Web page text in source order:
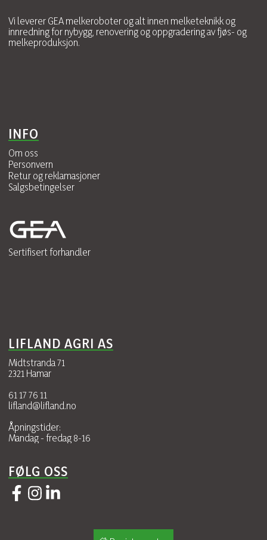
INFO
Om oss
Personvern
Retur og reklamasjoner
Salgsbetingelser
Sertifisert forhandler
LIFLAND AGRI AS
Midtstranda 71
2321 Hamar
61 17 76 11
lifland@lifland.no
Åpningstider:
Mandag - fredag 8-16
FØLG OSS
Vi leverer GEA melkeroboter og alt innen melketeknikk og
innredning for nybygg, renovering og oppgradering av fjøs- og
melkeproduksjon.